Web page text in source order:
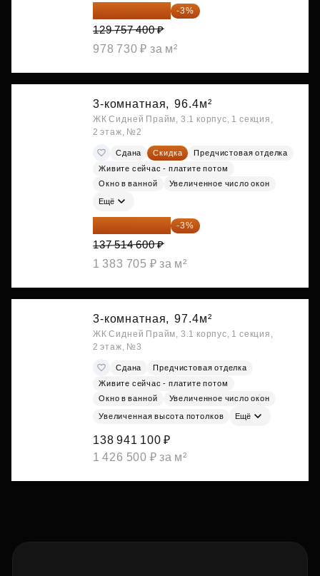
125 864 678 ₽ -3%
129 757 400 ₽
978 730 ₽ за м²
3-комнатная, 96.4м²
ЖК Сидней Прайм, 3.1 корпус, 1 секция,
2 этаж, №2
Сдана Скидка
Предчистовая отделка
Живите сейчас - платите потом
Окно в ванной
Увеличенное число окон
Ещё
133 389 162 ₽ -3%
137 514 600 ₽
1 383 705 ₽ за м²
3-комнатная, 97.4м²
ЖК Сидней Прайм, 3.1 корпус, 1 секция,
2 этаж, №3
Сдана
Предчистовая отделка
Живите сейчас - платите потом
Окно в ванной
Увеличенное число окон
Увеличенная высота потолков Ещё
138 941 100 ₽
1 426 500 ₽ за м²